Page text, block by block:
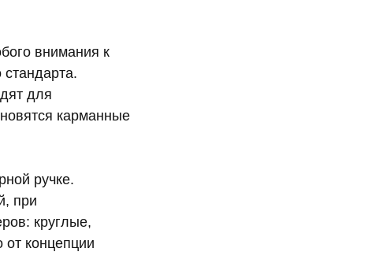
внимания к
для
карманные
ручке.
при
круглые,
концепции